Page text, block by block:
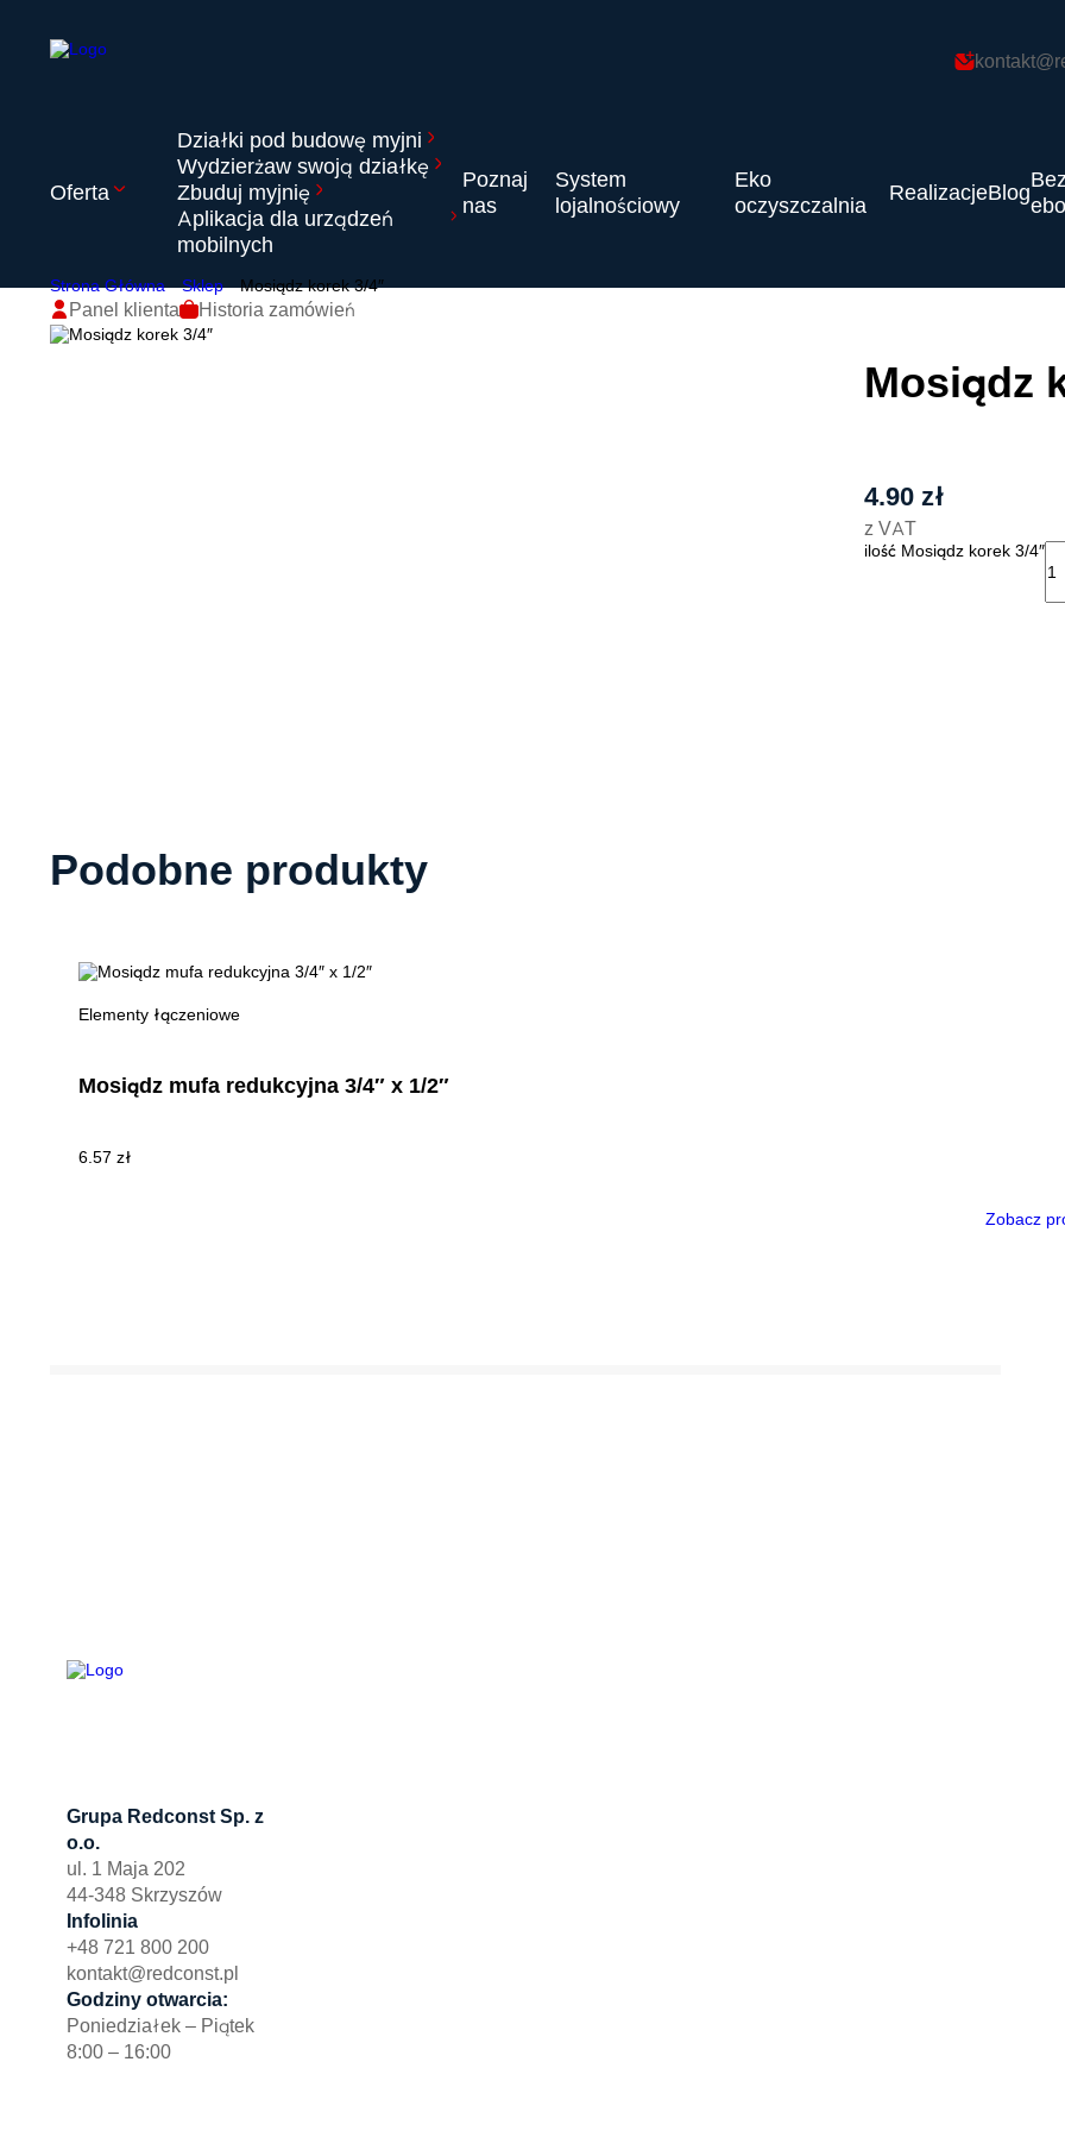
Oferta
Działki pod budowę myjni
Wydzierżaw swoją działkę
Zbuduj myjnię
Aplikacja dla urządzeń
mobilnych
Poznaj
nas
System
lojalnościowy
Eko
oczyszczalnia
RealizacjeBlog
Panel klienta Historia zamówień
Strona Główna Sklep Mosiądz korek 3/4″
Mosiądz
4.90 zł
z VAT
ilość Mosiądz korek 3/4″
Podobne produkty
Elementy łączeniowe
Mosiądz mufa redukcyjna 3/4″ x 1/2″
6.57 zł
Zobacz
Grupa Redconst Sp. z
o.o.
ul. 1 Maja 202
44-348 Skrzyszów
Infolinia
+48 721 800 200
kontakt@redconst.pl
Godziny otwarcia:
Poniedziałek – Piątek
8:00 – 16:00